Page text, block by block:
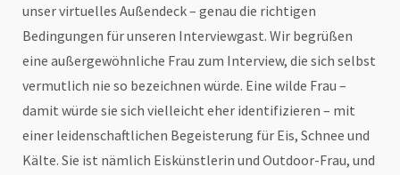
unser virtuelles Außendeck – genau die richtigen
Bedingungen für unseren Interviewgast. Wir begrüßen
eine außergewöhnliche Frau zum Interview, die sich selbst
vermutlich nie so bezeichnen würde. Eine wilde Frau –
damit würde sie sich vielleicht eher identifizieren – mit
einer leidenschaftlichen Begeisterung für Eis, Schnee und
Kälte. Sie ist nämlich Eiskünstlerin und Outdoor-Frau, und